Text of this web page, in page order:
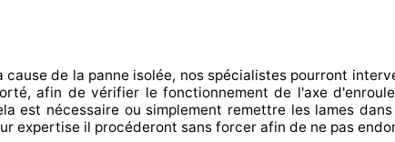
cause de la panne isolée, nos spécialistes pourront
, afin de vérifier le fonctionnement de l'axe
est nécessaire ou simplement remettre les lames
expertise il procéderont sans forcer afin de ne pas